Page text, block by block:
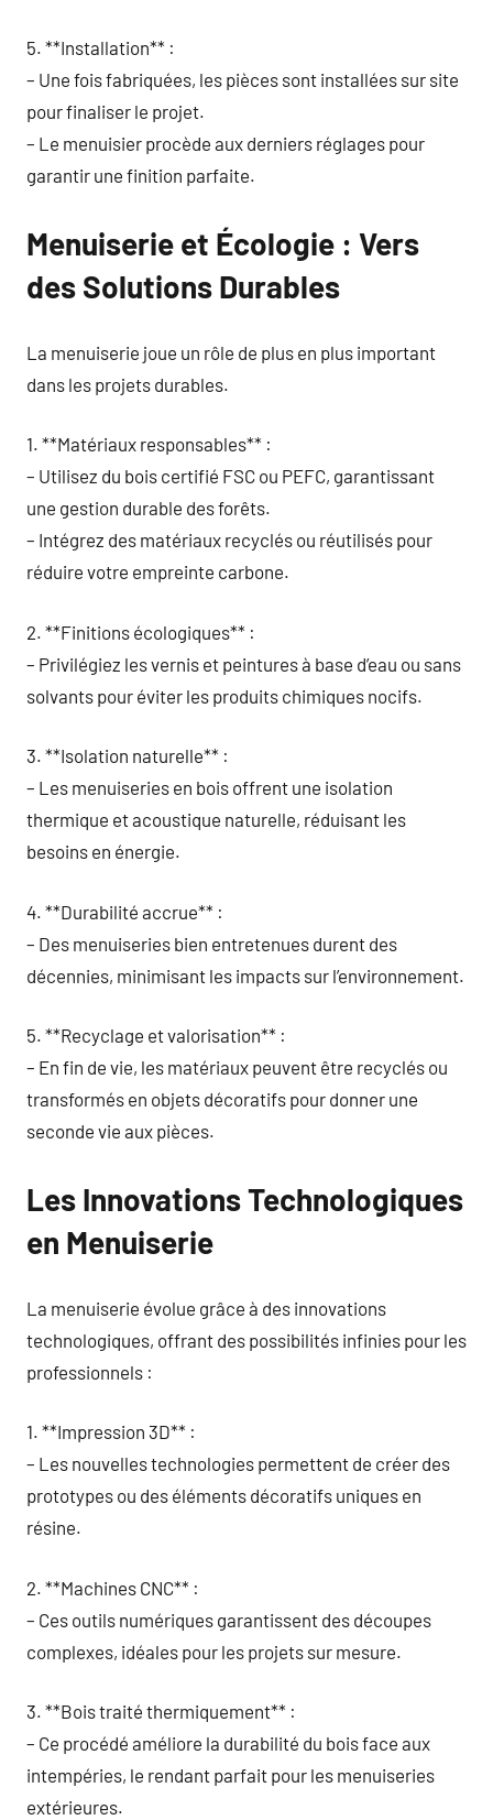
5. **Installation** :
– Une fois fabriquées, les pièces sont installées sur site
pour finaliser le projet.
– Le menuisier procède aux derniers réglages pour
garantir une finition parfaite.
Menuiserie et Écologie : Vers
des Solutions Durables
La menuiserie joue un rôle de plus en plus important
dans les projets durables.
1. **Matériaux responsables** :
– Utilisez du bois certifié FSC ou PEFC, garantissant
une gestion durable des forêts.
– Intégrez des matériaux recyclés ou réutilisés pour
réduire votre empreinte carbone.
2. **Finitions écologiques** :
– Privilégiez les vernis et peintures à base d’eau ou sans
solvants pour éviter les produits chimiques nocifs.
3. **Isolation naturelle** :
– Les menuiseries en bois offrent une isolation
thermique et acoustique naturelle, réduisant les
besoins en énergie.
4. **Durabilité accrue** :
– Des menuiseries bien entretenues durent des
décennies, minimisant les impacts sur l’environnement.
5. **Recyclage et valorisation** :
– En fin de vie, les matériaux peuvent être recyclés ou
transformés en objets décoratifs pour donner une
seconde vie aux pièces.
Les Innovations Technologiques
en Menuiserie
La menuiserie évolue grâce à des innovations
technologiques, offrant des possibilités infinies pour les
professionnels :
1. **Impression 3D** :
– Les nouvelles technologies permettent de créer des
prototypes ou des éléments décoratifs uniques en
résine.
2. **Machines CNC** :
– Ces outils numériques garantissent des découpes
complexes, idéales pour les projets sur mesure.
3. **Bois traité thermiquement** :
– Ce procédé améliore la durabilité du bois face aux
intempéries, le rendant parfait pour les menuiseries
extérieures.